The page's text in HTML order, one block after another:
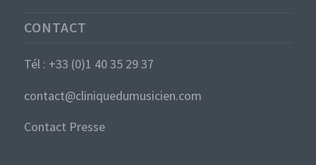
CONTACT
Tél : +33 (0)1 40 35 29 37
contact@cliniquedumusicien.com
Contact Presse